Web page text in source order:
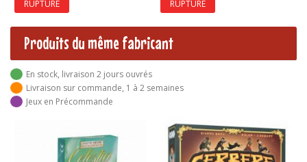
Produits du même fabricant
En stock, livraison 2 jours ouvrés
Livraison sur commande, 1 à 2 semaines
Jeux en Précommande